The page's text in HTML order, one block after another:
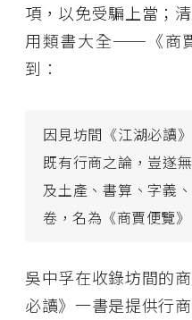
項，以免受騙上當；
用類書大全──《商
到：
因見坊間《江湖必讀
既有行商之論，豈遂
及土產、書算、字義
卷，名為《商賈便覽》
吳中孚在收錄坊間的
必讀》一書是提供行